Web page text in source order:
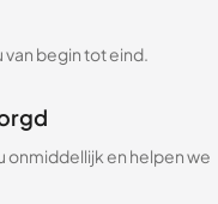
begin tot eind.
onmiddellijk en helpen we